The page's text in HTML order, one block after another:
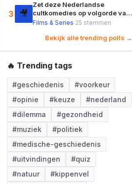
3 🎥
Zet deze Nederlandse
cultkomedies op volgorde van
bioscooprelease, van oud naar
Films & Series 25 stemmen
Bekijk alle trending polls →
🔥 Trending tags
#geschiedenis #voorkeur
#opinie #keuze #nederland
#dilemma #gezondheid
#muziek #politiek
#medische-geschiedenis
#uitvindingen #quiz
#natuur #kippenvel